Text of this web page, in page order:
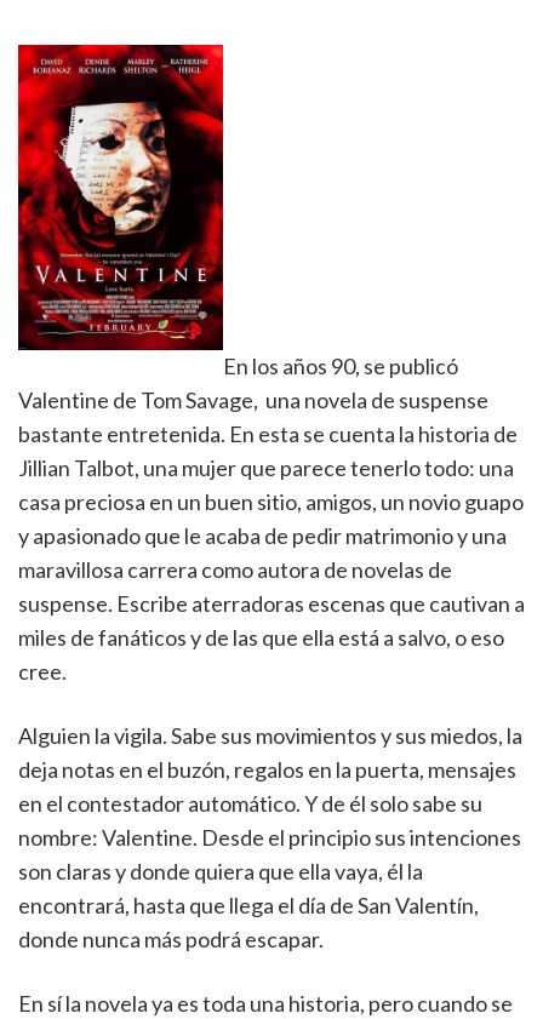
En los años 90, se publicó
Valentine de Tom Savage, una novela de suspense
bastante entretenida. En esta se cuenta la historia de
Jillian Talbot, una mujer que parece tenerlo todo: una
casa preciosa en un buen sitio, amigos, un novio guapo
y apasionado que le acaba de pedir matrimonio y una
maravillosa carrera como autora de novelas de
suspense. Escribe aterradoras escenas que cautivan a
miles de fanáticos y de las que ella está a salvo, o eso
cree.
Alguien la vigila. Sabe sus movimientos y sus miedos, la
deja notas en el buzón, regalos en la puerta, mensajes
en el contestador automático. Y de él solo sabe su
nombre: Valentine. Desde el principio sus intenciones
son claras y donde quiera que ella vaya, él la
encontrará, hasta que llega el día de San Valentín,
donde nunca más podrá escapar.
En sí la novela ya es toda una historia, pero cuando se